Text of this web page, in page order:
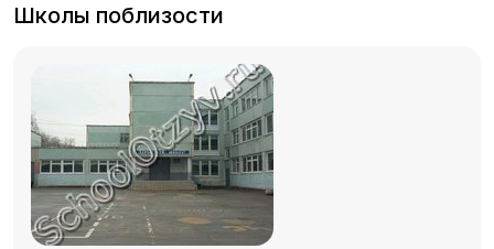
Школы поблизости